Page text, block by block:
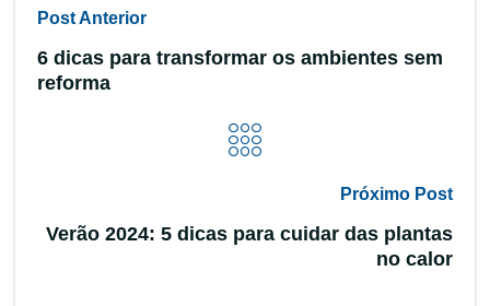
Post Anterior
6 dicas para transformar os ambientes sem
reforma
Próximo Post
Verão 2024: 5 dicas para cuidar das plantas
no calor